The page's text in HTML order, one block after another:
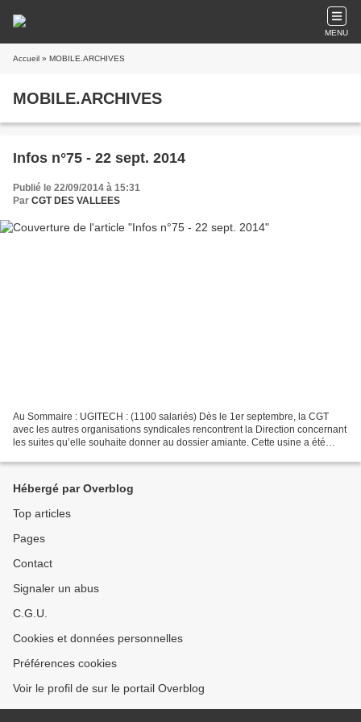
MENU
Accueil » MOBILE.ARCHIVES
MOBILE.ARCHIVES
Infos n°75 - 22 sept. 2014
Publié le 22/09/2014 à 15:31
Par CGT DES VALLEES
Au Sommaire : UGITECH : (1100 salariés) Dès le 1er septembre, la CGT
avec les autres organisations syndicales rencontrent la Direction concernant
les suites qu’elle souhaite donner au dossier amiante. Cette usine a été
Hébergé par Overblog
Top articles
Pages
Contact
Signaler un abus
C.G.U.
Cookies et données personnelles
Préférences cookies
Voir le profil de sur le portail Overblog